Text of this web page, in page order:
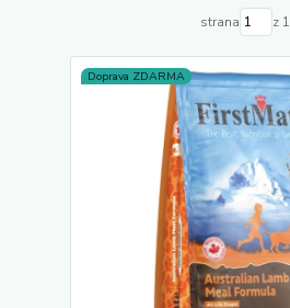
strana z 1
Doprava ZDARMA